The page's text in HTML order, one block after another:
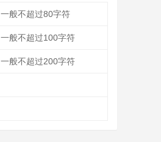
一般不超过80字符
一般不超过100字符
一般不超过200字符